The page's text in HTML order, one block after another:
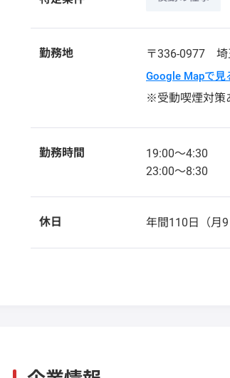
勤務地 〒336-0977
Google Mapで見
※受動喫煙対策
勤務時間
19:00～4:30
23:00～8:30
休日 年間110日（月9